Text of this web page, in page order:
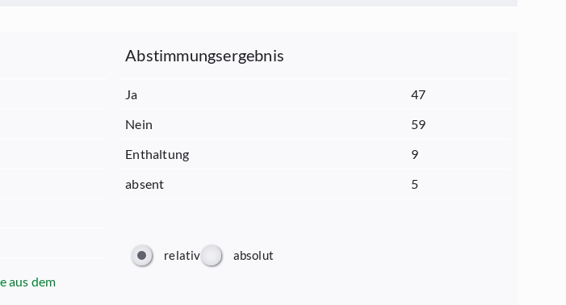
aus dem
Abstimmungsergebnis
Ja
47
Nein
59
Enthaltung
9
absent
5
relativ absolut